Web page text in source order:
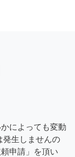
によっても変動
発生しませんの
申請」を頂い